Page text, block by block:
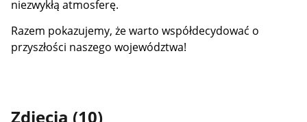
niezwykłą atmosferę.
Razem pokazujemy, że warto współdecydować o
przyszłości naszego województwa!
Zdjęcia (10)